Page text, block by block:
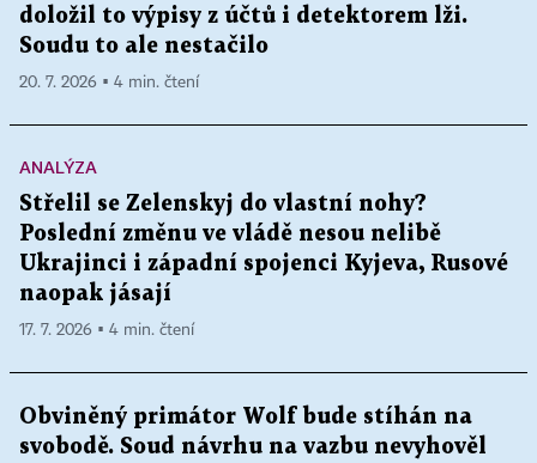
doložil to výpisy z účtů i detektorem lži.
Soudu to ale nestačilo
20. 7. 2026 ▪ 4 min. čtení
ANALÝZA
Střelil se Zelenskyj do vlastní nohy?
Poslední změnu ve vládě nesou nelibě
Ukrajinci i západní spojenci Kyjeva, Rusové
naopak jásají
17. 7. 2026 ▪ 4 min. čtení
Obviněný primátor Wolf bude stíhán na
svobodě. Soud návrhu na vazbu nevyhověl